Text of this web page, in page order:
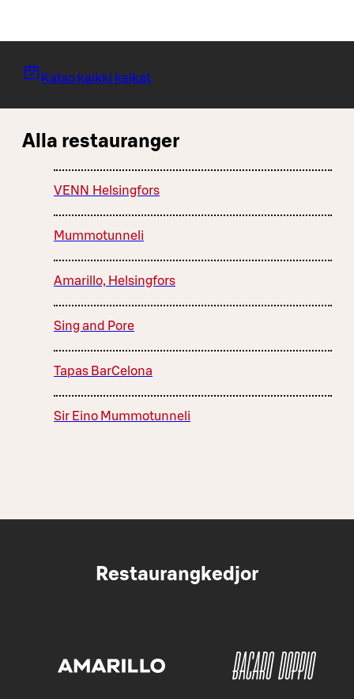
Katso kaikki keikat
Alla restauranger
VENN Helsingfors
Mummotunneli
Amarillo, Helsingfors
Sing and Pore
Tapas BarCelona
Sir Eino Mummotunneli
Restaurangkedjor